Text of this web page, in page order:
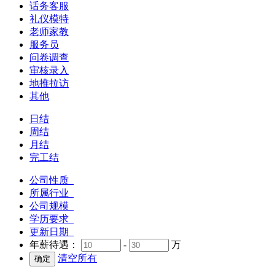
话务客服
礼仪模特
老师家教
服务员
问卷调查
审核录入
地推拉访
其他
日结
周结
月结
完工结
公司性质
所属行业
公司规模
学历要求
更新日期
年薪待遇：
-
万
清空所有